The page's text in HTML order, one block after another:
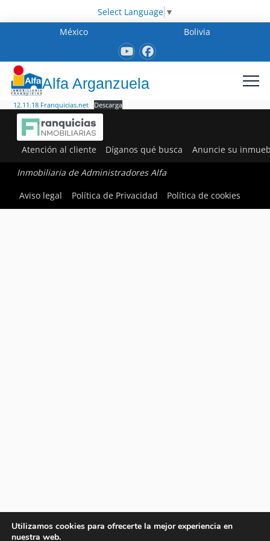
Select Language ▼
México
Bolivia
Alfa Arganzuela
12.11.18 Franquicias.net Descarga
Atención al cliente Díganos qué busca Anuncie su
Inmobiliaria de Administradores Alfa
Aviso legal
Política de Privacidad Política de cookies
Utilizamos cookies para ofrecerte la mejor experiencia en
nuestra web.